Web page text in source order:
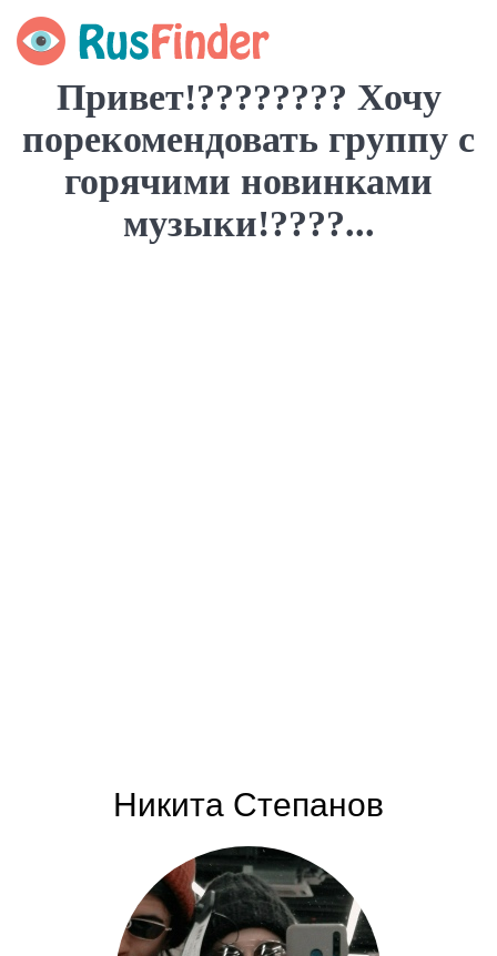
Привет!???????? Хочу
порекомендовать группу с
горячими новинками
музыки!????...
Никита Степанов